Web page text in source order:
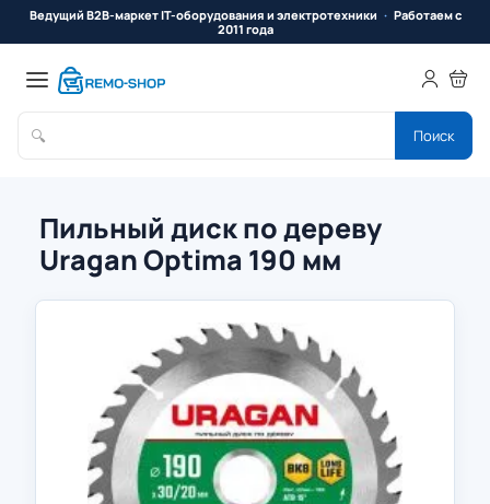
Ведущий B2B-маркет IT-оборудования и электротехники
Работаем с
2011 года
🔍 Поиск
Пильный диск по дереву
Uragan Optima 190 мм